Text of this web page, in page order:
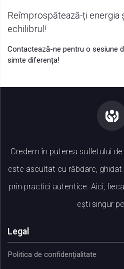
Reîmprospătează-ți energia
echilibrul!
Contactează-ne pentru o sesiune
simte diferența!
Legal
Politica de confidențialitate
Credem în puterea sufletului
este ascultat cu răbdare,
prin practici autentice. Aici,
ești singur